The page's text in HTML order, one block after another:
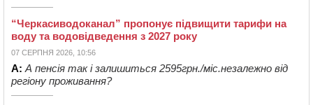
“Черкасиводоканал” пропонує підвищити тарифи на
воду та водовідведення з 2027 року
07 СЕРПНЯ 2026, 10:56
А: А пенсія так і залишиться 2595грн./міс.незалежно від
регіону проживання?